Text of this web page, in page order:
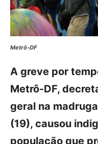
Metrô-DF
A greve por
Metrô-DF,
geral na
(19), causou
população que